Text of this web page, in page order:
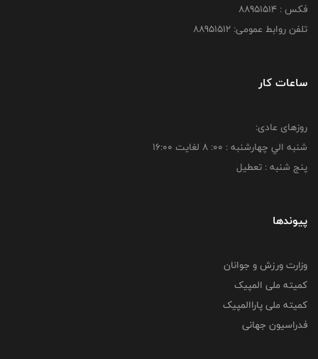
فکس : 88951514
تلفن روابط عمومی: 88951512
ساعات کار
روزهای عادی:
شنبه الي چهارشنبه : 00: 8 لغايت 16:00
پنج شنبه : تعطیل
پیوندها
وزارت ورزش و جوانان
کمیته ملی المپیک
کمیته ملی پاراالمپیک
فدراسیون جهانی